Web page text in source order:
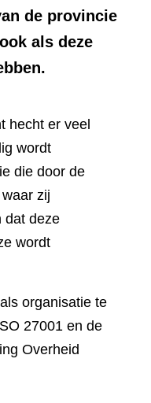
de provincie
als deze
hecht er veel
wordt
die door de
zij
dat deze
wordt
organisatie te
27001 en de
Overheid